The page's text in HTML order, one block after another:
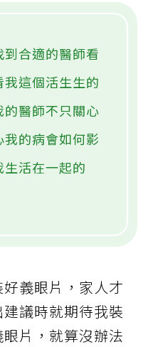
合適的醫師看
這個活生生的
醫師不只關心
的病會如何影
活在一起的
義眼片，家人才
議時就期待我裝
片，就算沒辦法